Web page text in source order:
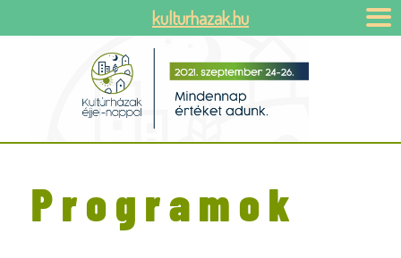
Programok
kulturhazak.hu